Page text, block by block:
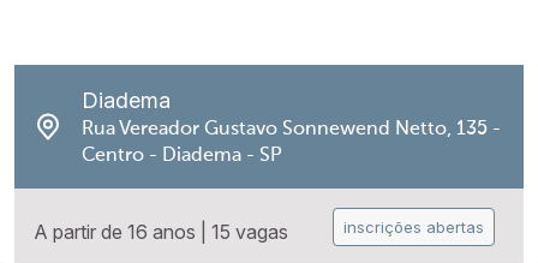
Diadema
Rua Vereador Gustavo Sonnewend Netto, 135 -
Centro - Diadema - SP
A partir de 16 anos 15 vagas inscrições abertas